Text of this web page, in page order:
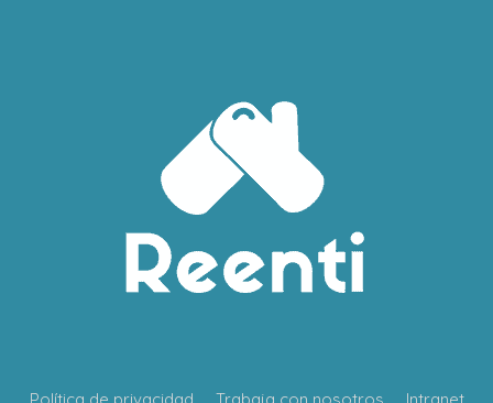
Política de privacidad Trabaja con nosotros Intranet